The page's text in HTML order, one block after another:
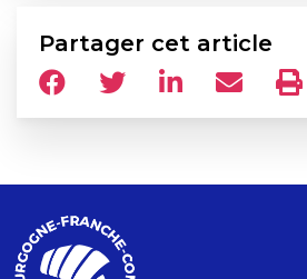
Partager cet article